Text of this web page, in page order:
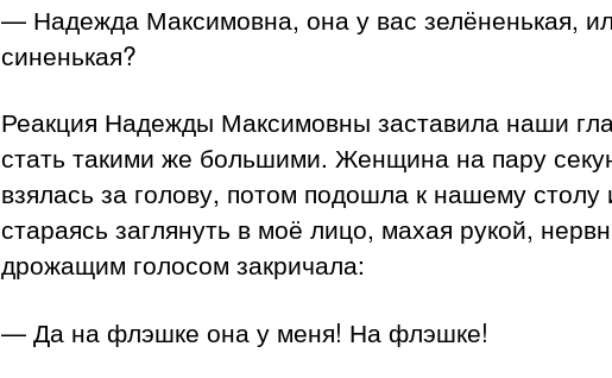
— Надежда Максимовна, она у вас зелёненькая,
синенькая?
Реакция Надежды Максимовны заставила наши
стать такими же большими. Женщина на пару
взялась за голову, потом подошла к нашему столу
стараясь заглянуть в моё лицо, махая рукой,
дрожащим голосом закричала:
— Да на флэшке она у меня! На флэшке!